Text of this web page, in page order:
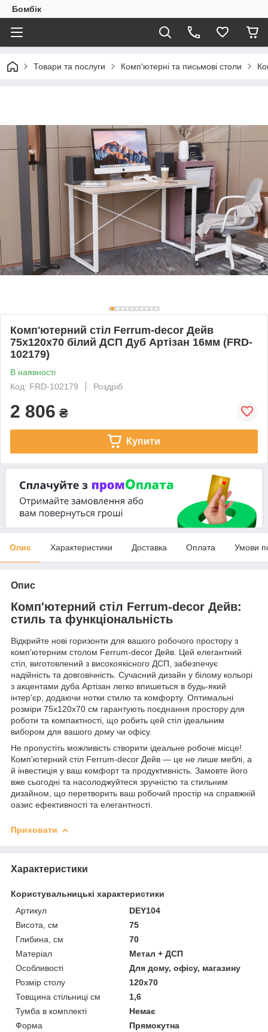
Бомбік
Товари та послуги Комп'ютерні та письмові столи
Комп'ютерний стіл Ferrum-decor Дейв
75x120x70 білий ДСП Дуб Артізан 16мм (FRD-
102179)
В наявності
Код: FRD-102179
Роздріб
2 806 ₴
Купити
Опис Характеристики Доставка Оплата Умови
Опис
Комп'ютерний стіл Ferrum-decor Дейв:
стиль та функціональність
Відкрийте нові горизонти для вашого робочого простору з
комп'ютерним столом Ferrum-decor Дейв. Цей елегантний
стіл, виготовлений з високоякісного ДСП, забезпечує
надійність та довговічність. Сучасний дизайн у білому кольорі
з акцентами дуба Артізан легко впишеться в будь-який
інтер'єр, додаючи нотки стилю та комфорту. Оптимальні
розміри 75x120x70 см гарантують поєднання простору для
роботи та компактності, що робить цей стіл ідеальним
вибором для вашого дому чи офісу.
Не пропустіть можливість створити ідеальне робоче місце!
Комп'ютерний стіл Ferrum-decor Дейв — це не лише меблі, а
й інвестиція у ваш комфорт та продуктивність. Замовте його
вже сьогодні та насолоджуйтеся зручністю та стильним
дизайном, що перетворить ваш робочий простір на справжній
оазис ефективності та елегантності.
Приховати
Характеристики
Користувальницькі характеристики
Артикул
DEY104
Висота, см
75
Глибина, см
70
Матеріал
Метал + ДСП
Особливості
Для дому, офісу, магазину
Розмір столу
120х70
Товщина стільниці см
1,6
Тумба в комплекті
Немає
Форма
Прямокутна